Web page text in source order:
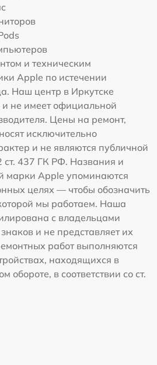
и техническим
Apple по истечении
Наш центр в Иркутске
и не имеет официальной
Цены на ремонт,
исключительно
и не являются публичной
ст. 437 ГК РФ. Названия и
марки Apple упоминаются
целях — чтобы обозначить
мы работаем. Наша
с владельцами
и не представляет их
работ выполняются
находящихся в
обороте, в соответствии со ст.